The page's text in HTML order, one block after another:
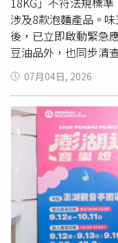
餐廳表示，在炎炎夏
代謝，消除疲勞的效
把身體浸泡在礁溪特
泉）」中，全身毛孔
消雲散。這時候，身
泉池走進充滿設計感
山景。桌上擺著主廚
鬆，到舌尖味蕾的悸
伴下，得到了最完整
放個假，來礁溪呆水
品嚐焰餐廳的全新
餐廳名稱： 呆水溫泉 焰餐廳• 餐廳地址
峰路89之6號• 專案詳情與預約專線： 03-9883566• 備
註： 夏季晚間套餐
了發揮最強的食療效
例如空心菜炒豆包有
幅提升鐵質吸收率，
者的補鈣良方。最後
品，不如趁著產季把
自己與家人的健康。
涉及8款泡麵產品。
後，已立即啟動緊急
豆油品外，也同步清
相關半製品及成品出
包括原汁牛肉湯麵（
裝、碗裝）、辣辣麻
裝）、素食麵（袋裝
出，針對使用到問題
規定持續進行清查作
關，並全力配合相
同步啟動全面回收及
品，自即日起至8月
購買通路或店家辦理
07月04日, 2026